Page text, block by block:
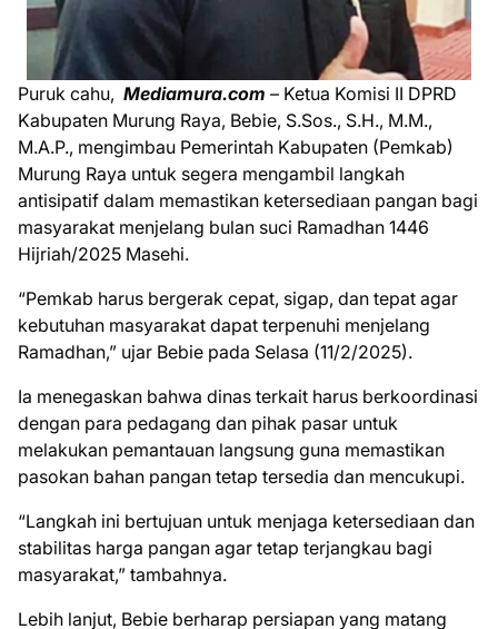
Puruk cahu, Mediamura.com – Ketua Komisi II DPRD
Kabupaten Murung Raya, Bebie, S.Sos., S.H., M.M.,
M.A.P., mengimbau Pemerintah Kabupaten (Pemkab)
Murung Raya untuk segera mengambil langkah
antisipatif dalam memastikan ketersediaan pangan bagi
masyarakat menjelang bulan suci Ramadhan 1446
Hijriah/2025 Masehi.
“Pemkab harus bergerak cepat, sigap, dan tepat agar
kebutuhan masyarakat dapat terpenuhi menjelang
Ramadhan,” ujar Bebie pada Selasa (11/2/2025).
Ia menegaskan bahwa dinas terkait harus berkoordinasi
dengan para pedagang dan pihak pasar untuk
melakukan pemantauan langsung guna memastikan
pasokan bahan pangan tetap tersedia dan mencukupi.
“Langkah ini bertujuan untuk menjaga ketersediaan dan
stabilitas harga pangan agar tetap terjangkau bagi
masyarakat,” tambahnya.
Lebih lanjut, Bebie berharap persiapan yang matang